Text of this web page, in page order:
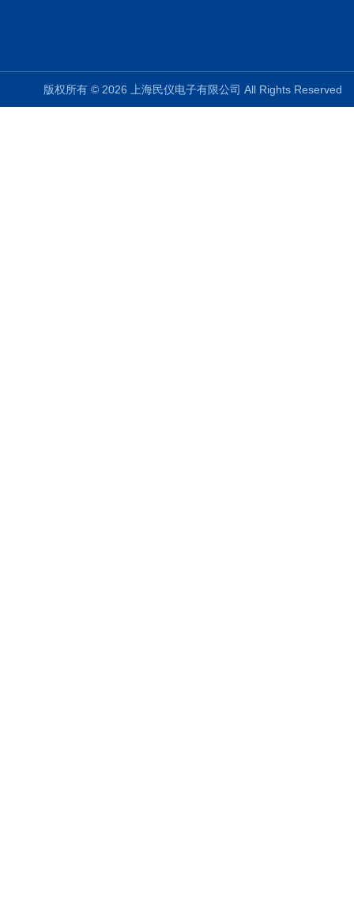
版权所有 © 2026 上海民仪电子有限公司 All Rights